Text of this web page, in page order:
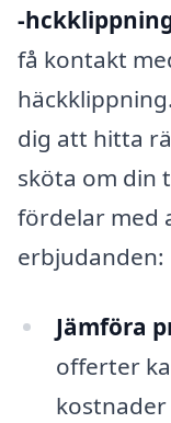
-
få kontakt
dig att hitta
sköta om din
fördelar med
erbjudanden:
Jämföra
offerter
kostnader